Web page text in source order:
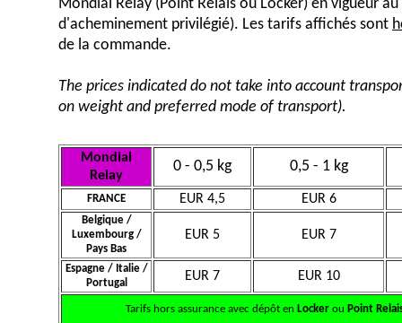
Mondial Relay (Point Relais ou Locker) en vigueur
d'acheminement privilégié). Les tarifs affichés sont
de la commande.
The prices indicated do not take into account
on weight and preferred mode of transport).
Mondial
Relay
0 - 0,5 kg 0,5 - 1 kg
FRANCE EUR 4,5 EUR 6
Belgique /
Luxembourg /
Pays Bas
EUR 5 EUR 7
Espagne / Italie /
Portugal
EUR 7 EUR 10
Tarifs hors assurance avec dépôt en Lockerou Point